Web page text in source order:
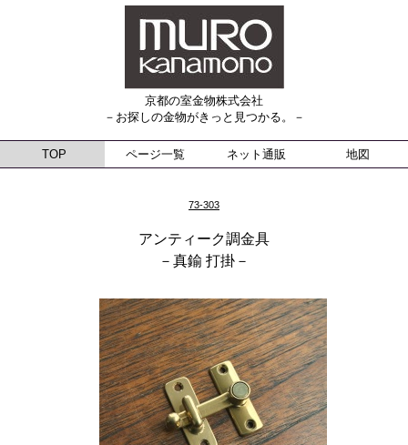
京都の室金物株式会社
－お探しの金物がきっと見つかる。－
TOP ページ一覧 ネット通販 地図
73-303
アンティーク調金具
－真鍮 打掛－